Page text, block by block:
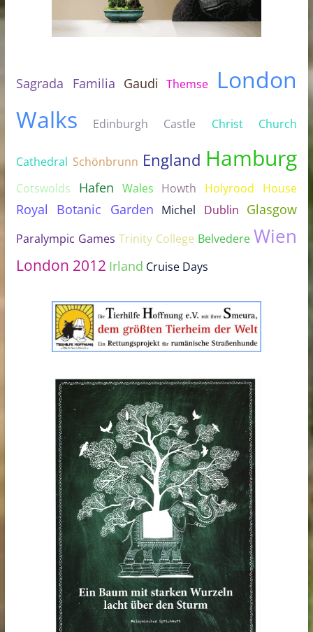
Sagrada Familia Gaudi Themse
London
Walks
Edinburgh Castle Christ Church
Cathedral Schönbrunn England Hamburg
Cotswolds Hafen Wales Howth Holyrood House
Royal Botanic Garden Michel Dublin Glasgow
Paralympic Games Trinity College Belvedere Wien
London 2012 Irland Cruise Days